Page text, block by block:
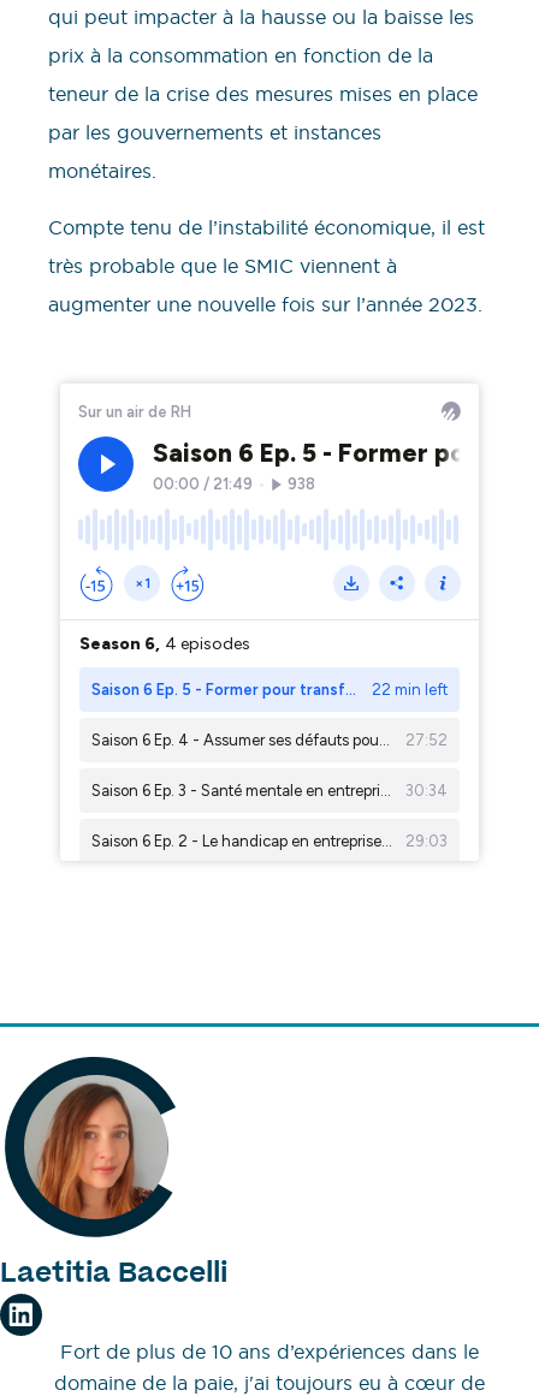
qui peut impacter à la hausse ou la baisse les
prix à la consommation en fonction de la
teneur de la crise des mesures mises en place
par les gouvernements et instances
monétaires.
Compte tenu de l’instabilité économique, il est
très probable que le SMIC viennent à
augmenter une nouvelle fois sur l’année 2023.
Laetitia Baccelli
Fort de plus de 10 ans d’expériences dans le
domaine de la paie, j'ai toujours eu à cœur de